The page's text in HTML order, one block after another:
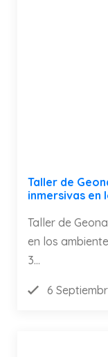
Taller de
inmersivas en
Taller de
en los
3...
6